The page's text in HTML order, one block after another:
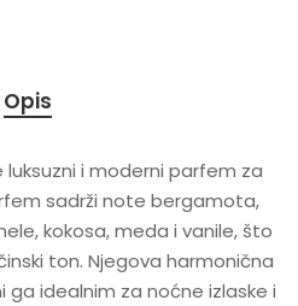
Opis
luksuzni i moderni parfem za
sadrži note bergamota,
kokosa, meda i vanile, što
ton. Njegova harmonična
idealnim za noćne izlaske i